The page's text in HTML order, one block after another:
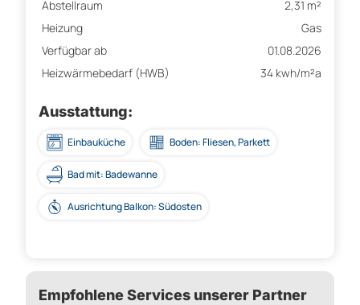
Abstellraum
2,31 m²
Heizung
Gas
Verfügbar ab
01.08.2026
Heizwärmebedarf (HWB)
34 kwh/m²a
Ausstattung:
Einbauküche Boden: Fliesen, Parkett
Bad mit: Badewanne
Ausrichtung Balkon: Südosten
Empfohlene Services unserer Partner